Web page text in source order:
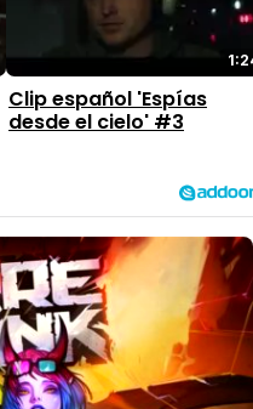
Clip español 'Espías
desde el cielo' #3